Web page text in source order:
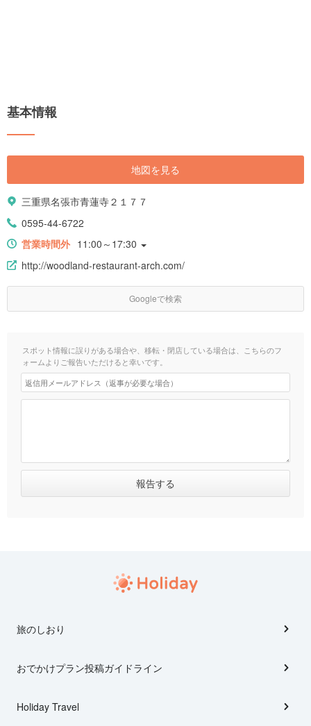
基本情報
地図を見る
三重県名張市青蓮寺２１７７
0595-44-6722
営業時間外 11:00～17:30
http://woodland-restaurant-arch.com/
Googleで検索
スポット情報に誤りがある場合や、移転・閉店している場合は、こちらのフ
ォームよりご報告いただけると幸いです。
旅のしおり
おでかけプラン投稿ガイドライン
Holiday Travel